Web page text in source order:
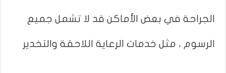
الجراحة في بعض الأماكن قد لا تشمل جميع
الرسوم ، مثل خدمات الرعاية اللاحقة والتخدير